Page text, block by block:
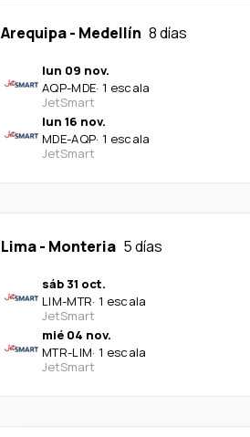
Arequipa- Medellín 8 días
lun 09 nov.
AQP-MDE· 1 escala
JetSmart
lun 16 nov.
MDE-AQP· 1 escala
JetSmart
Lima- Monteria 5 días
sáb 31 oct.
LIM-MTR· 1 escala
JetSmart
mié 04 nov.
MTR-LIM· 1 escala
JetSmart